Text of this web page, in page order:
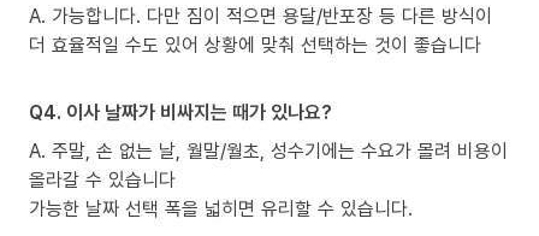
A. 가능합니다. 다만 짐이 적으면 용달/반포장 등 다른 방식이
더 효율적일 수도 있어 상황에 맞춰 선택하는 것이 좋습니다
Q4. 이사 날짜가 비싸지는 때가 있나요?
A. 주말, 손 없는 날, 월말/월초, 성수기에는 수요가 몰려 비용이
올라갈 수 있습니다
가능한 날짜 선택 폭을 넓히면 유리할 수 있습니다.